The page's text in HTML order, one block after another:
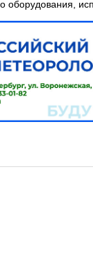
оборудования,